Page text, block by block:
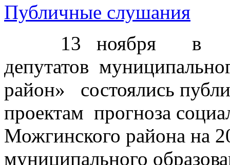
Публичные слушания
13 ноября в
депутатов
район» состоялись
проектам прогноза
Можгинского района на
муниципального